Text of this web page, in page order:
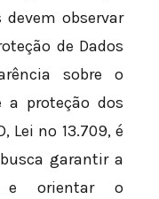
observar
de Dados
sobre o
a proteção dos
Lei nº 13.709, é
garantir a
e orientar o